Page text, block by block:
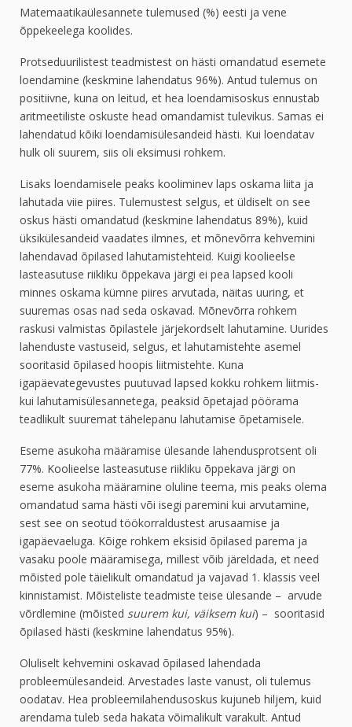
Matemaatikaülesannete tulemused (%) eesti ja vene
õppekeelega koolides.
Protseduurilistest teadmistest on hästi omandatud esemete
loendamine (keskmine lahendatus 96%). Antud tulemus on
positiivne, kuna on leitud, et hea loendamisoskus ennustab
aritmeetiliste oskuste head omandamist tulevikus. Samas ei
lahendatud kõiki loendamisülesandeid hästi. Kui loendatav
hulk oli suurem, siis oli eksimusi rohkem.
Lisaks loendamisele peaks kooliminev laps oskama liita ja
lahutada viie piires. Tulemustest selgus, et üldiselt on see
oskus hästi omandatud (keskmine lahendatus 89%), kuid
üksikülesandeid vaadates ilmnes, et mõnevõrra kehvemini
lahendavad õpilased lahutamistehteid. Kuigi koolieelse
lasteasutuse riikliku õppekava järgi ei pea lapsed kooli
minnes oskama kümne piires arvutada, näitas uuring, et
suuremas osas nad seda oskavad. Mõnevõrra rohkem
raskusi valmistas õpilastele järjekordselt lahutamine. Uurides
lahenduste vastuseid, selgus, et lahutamistehte asemel
sooritasid õpilased hoopis liitmistehte. Kuna
igapäevategevustes puutuvad lapsed kokku rohkem liitmis-
kui lahutamisülesannetega, peaksid õpetajad pöörama
teadlikult suuremat tähelepanu lahutamise õpetamisele.
Eseme asukoha määramise ülesande lahendusprotsent oli
77%. Koolieelse lasteasutuse riikliku õppekava järgi on
eseme asukoha määramine oluline teema, mis peaks olema
omandatud sama hästi või isegi paremini kui arvutamine,
sest see on seotud töökorraldustest arusaamise ja
igapäevaeluga. Kõige rohkem eksisid õpilased parema ja
vasaku poole määramisega, millest võib järeldada, et need
mõisted pole täielikult omandatud ja vajavad 1. klassis veel
kinnistamist. Mõisteliste teadmiste teise ülesande – arvude
võrdlemine (mõisted suurem kui, väiksem kui) – sooritasid
õpilased hästi (keskmine lahendatus 95%).
Oluliselt kehvemini oskavad õpilased lahendada
probleemülesandeid. Arvestades laste vanust, oli tulemus
oodatav. Hea probleemilahendusoskus kujuneb hiljem, kuid
arendama tuleb seda hakata võimalikult varakult. Antud